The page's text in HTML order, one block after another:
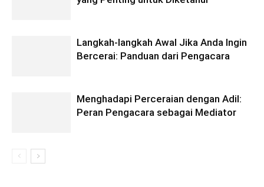
Langkah-langkah Awal Jika Anda Ingin
Bercerai: Panduan dari Pengacara
Menghadapi Perceraian dengan Adil:
Peran Pengacara sebagai Mediator